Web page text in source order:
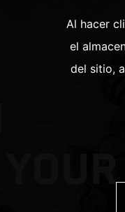
Al hacer
el
del sitio,